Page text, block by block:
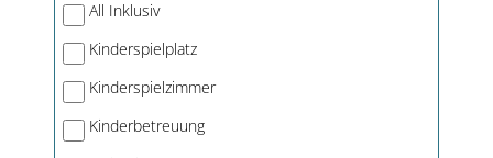
All Inklusiv
Kinderspielplatz
Kinderspielzimmer
Kinderbetreuung